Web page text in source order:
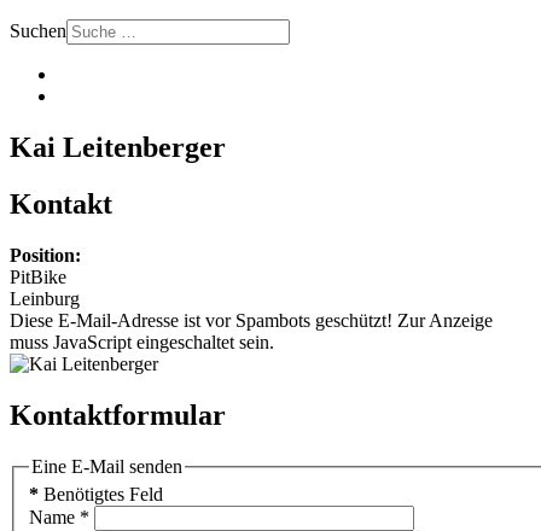
Suchen
Kai Leitenberger
Kontakt
Position:
PitBike
Leinburg
Diese E-Mail-Adresse ist vor Spambots geschützt! Zur Anzeige
muss JavaScript eingeschaltet sein.
Kontaktformular
Eine E-Mail senden
* Benötigtes Feld
Name *